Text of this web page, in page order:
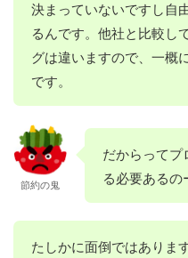
決まっていないですし自
るんです。他社と比較し
グは違いますので、一概
です。
節約の鬼
だからってプ
る必要あるの
たしかに面倒ではありま